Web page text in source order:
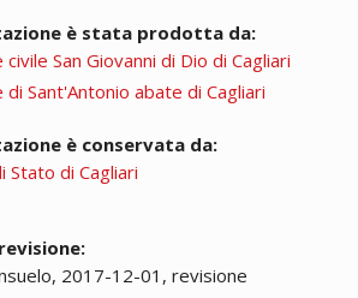
è stata prodotta da:
San Giovanni di Dio di Cagliari
di Sant'Antonio abate di Cagliari
è conservata da:
Stato di Cagliari
2017-12-01, revisione